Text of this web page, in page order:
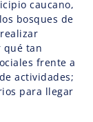
caucano,
bosques de
qué tan
frente a
actividades;
para llegar